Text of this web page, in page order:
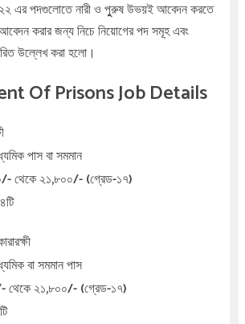
এর পদগুলোতে নারী ও পুুরুষ উভয়ই আবেদন করতে
করার জন্য নিচে নিয়োগের পদ সমূহ এবং
উল্লেখ করা হলো।
Of Prisons Job Details
পাস বা সমমান
থেকে ২১,৮০০/- (গ্রেড-১৭)
বা সমমান পাস
থেকে ২১,৮০০/- (গ্রেড-১৭)